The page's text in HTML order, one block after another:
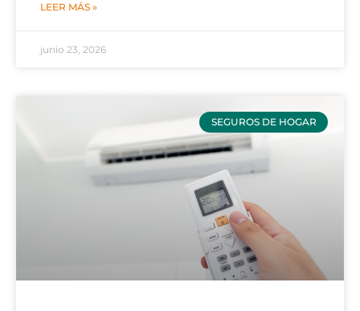
LEER MÁS »
junio 23, 2026
SEGUROS DE HOGAR